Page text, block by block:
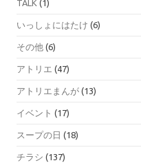
TALK (1)
いっしょにはたけ (6)
その他 (6)
アトリエ (47)
アトリエまんが (13)
イベント (17)
スープの日 (18)
チラシ (137)